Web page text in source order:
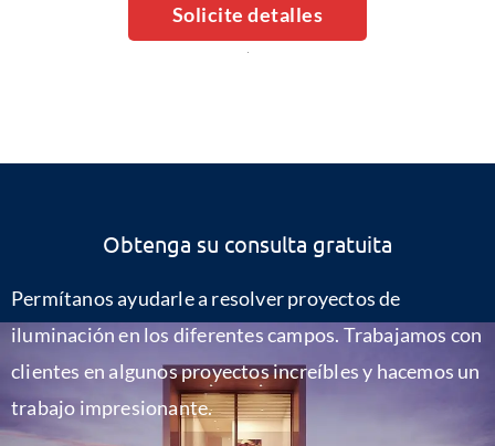
Solicite detalles
Obtenga su consulta gratuita
Permítanos ayudarle a resolver proyectos de
iluminación en los diferentes campos. Trabajamos con
clientes en algunos proyectos increíbles y hacemos un
trabajo impresionante.